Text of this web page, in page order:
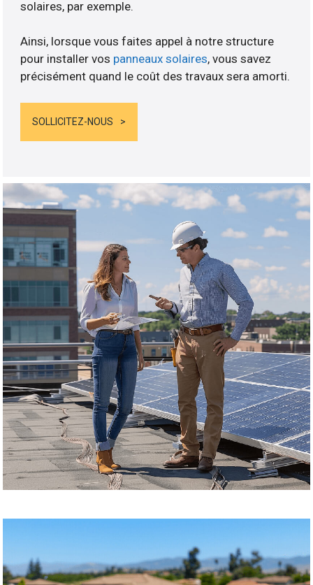
solaires, par exemple.
Ainsi, lorsque vous faites appel à notre structure
pour installer vos panneaux solaires, vous savez
précisément quand le coût des travaux sera amorti.
SOLLICITEZ-NOUS